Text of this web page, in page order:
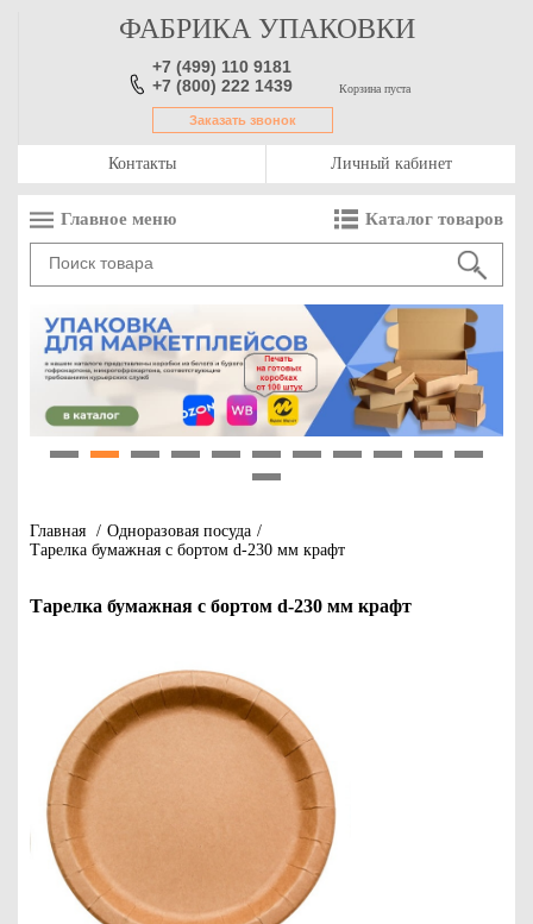
ФАБРИКА УПАКОВКИ
+7 (499) 110 9181
+7 (800) 222 1439
Заказать звонок
Корзина пуста
Контакты Личный кабинет
Главное меню Каталог товаров
Главная / Одноразовая посуда /
Тарелка бумажная с бортом d-230 мм крафт
Тарелка бумажная с бортом d-230 мм крафт